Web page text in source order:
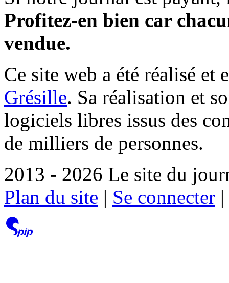
Profitez-en bien car
vendue.
Ce site web a été réalisé et
Grésille. Sa réalisation et
logiciels libres issus des
de milliers de personnes.
2013 - 2026 Le site du
Plan du site | Se connecter |